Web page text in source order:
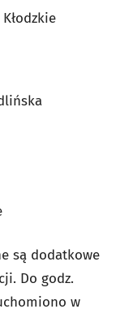
są dodatkowe
Do godz.
w